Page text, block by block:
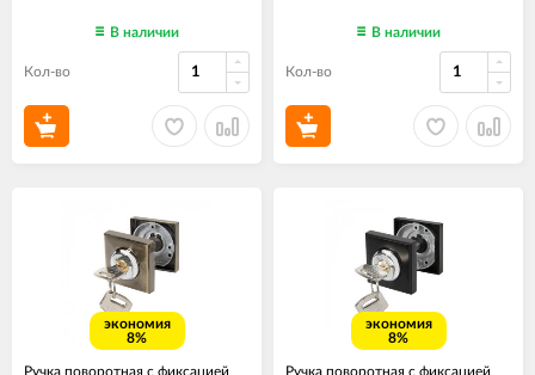
В наличии
Кол-во
В наличии
Кол-во
экономия
8%
Ручка поворотная с фиксацией
экономия
8%
Ручка поворотная с фиксацией